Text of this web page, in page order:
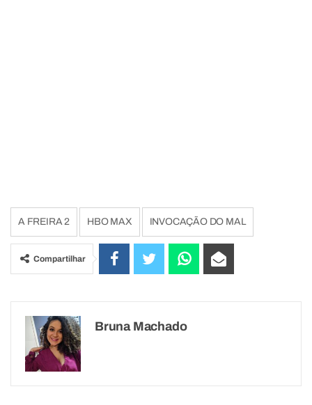
A FREIRA 2 HBO MAX INVOCAÇÃO DO MAL
Compartilhar
Bruna Machado